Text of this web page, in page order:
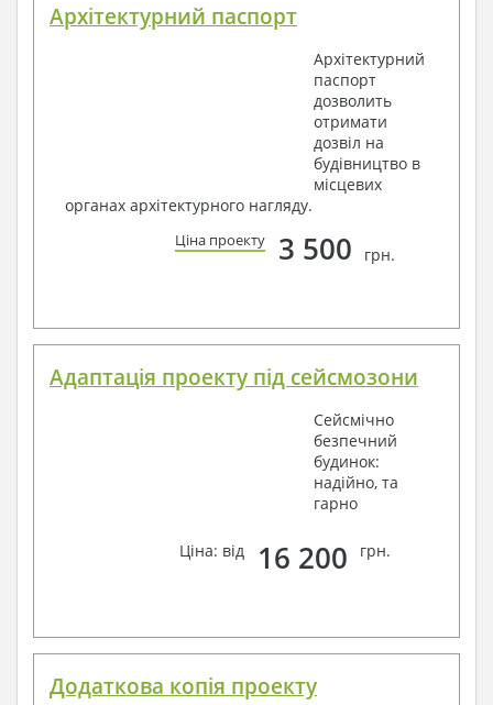
Архітектурний паспорт
Архітектурний
паспорт
дозволить
отримати
дозвіл на
будівництво в
місцевих
органах архітектурного нагляду.
Ціна проекту 3 500 грн.
Адаптація проекту під сейсмозони
Сейсмічно
безпечний
будинок:
надійно, та
гарно
Ціна: від 16 200 грн.
Додаткова копія проекту